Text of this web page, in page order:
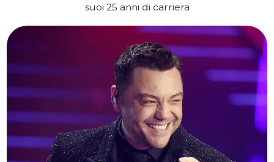
suoi 25 anni di carriera